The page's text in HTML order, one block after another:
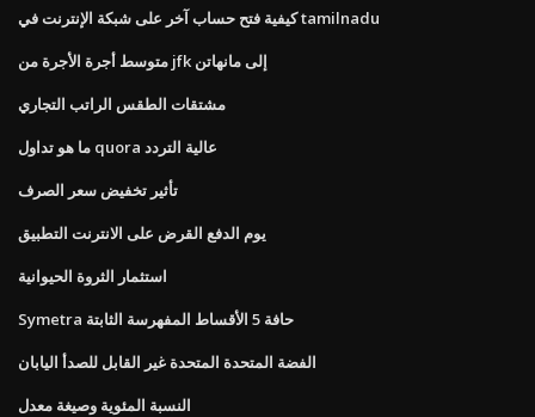
كيفية فتح حساب آخر على شبكة الإنترنت في tamilnadu
متوسط ​​أجرة الأجرة من jfk إلى مانهاتن
مشتقات الطقس الراتب التجاري
ما هو تداول quora عالية التردد
تأثير تخفيض سعر الصرف
يوم الدفع القرض على الانترنت التطبيق
استثمار الثروة الحيوانية
Symetra حافة 5 الأقساط المفهرسة الثابتة
الفضة المتحدة المتحدة غير القابل للصدأ اليابان
النسبة المئوية وصيغة معدل